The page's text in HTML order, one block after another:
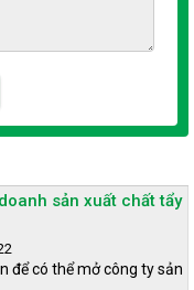
sản xuất chất tẩy
để có thể mở công ty sản